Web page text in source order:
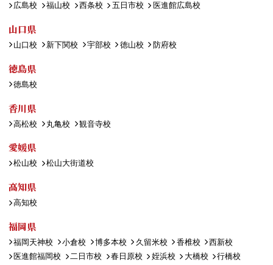
広島校 福山校 西条校 五日市校 医進館広島校
山口県
山口校 新下関校 宇部校 徳山校 防府校
徳島県
徳島校
香川県
高松校 丸亀校 観音寺校
愛媛県
松山校 松山大街道校
高知県
高知校
福岡県
福岡天神校 小倉校 博多本校 久留米校 香椎校
西新校
医進館福岡校
二日市校 春日原校 姪浜校 大橋校
行橋校